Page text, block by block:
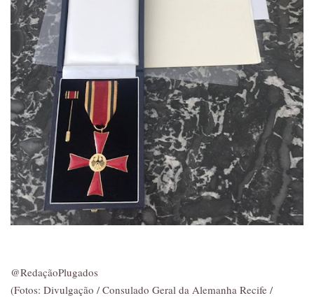
@RedaçãoPlugados
(Fotos: Divulgação / Consulado Geral da Alemanha Recife /